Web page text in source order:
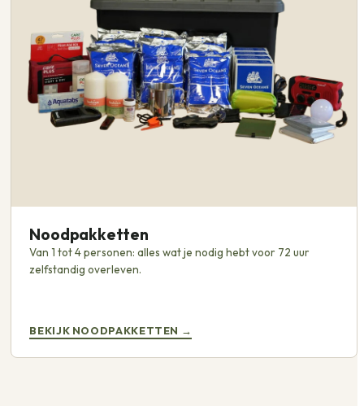
Noodpakketten
Van 1 tot 4 personen: alles wat je nodig hebt voor 72 uur
zelfstandig overleven.
BEKIJK NOODPAKKETTEN →